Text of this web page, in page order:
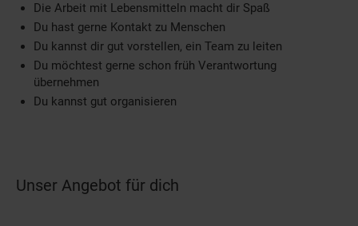
Die Arbeit mit Lebensmitteln macht dir Spaß
Du hast gerne Kontakt zu Menschen
Du kannst dir gut vorstellen, ein Team zu leiten
Du möchtest gerne schon früh Verantwortung
übernehmen
Du kannst gut organisieren
Unser Angebot für dich